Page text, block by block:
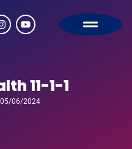
11-1-1
05/06/2024